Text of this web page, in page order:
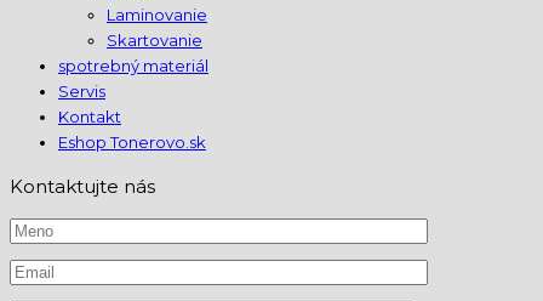
Laminovanie
Skartovanie
spotrebný materiál
Servis
Kontakt
Eshop Tonerovo.sk
Kontaktujte nás